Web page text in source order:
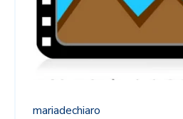
mariadechiaro